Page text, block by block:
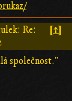
Re: [↑]
společnost."